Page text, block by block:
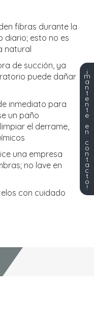
fibras durante la
diario; esto no es
natural
de succión, ya
puede dañar
inmediato para
un paño
el derrame,
una empresa
no lave en
con cuidado
¡
m
a
n
t
e
n
t
e
e
n
c
o
n
t
a
c
t
o
!